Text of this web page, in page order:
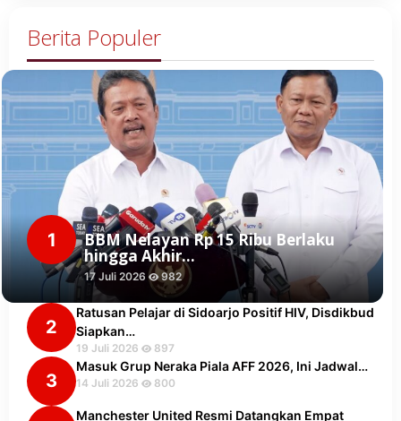
Berita Populer
1 BBM Nelayan Rp 15 Ribu Berlaku
hingga Akhir…
17 Juli 2026 982
2
Ratusan Pelajar di Sidoarjo Positif HIV, Disdikbud
Siapkan…
19 Juli 2026 897
3
Masuk Grup Neraka Piala AFF 2026, Ini Jadwal…
14 Juli 2026 800
Manchester United Resmi Datangkan Empat